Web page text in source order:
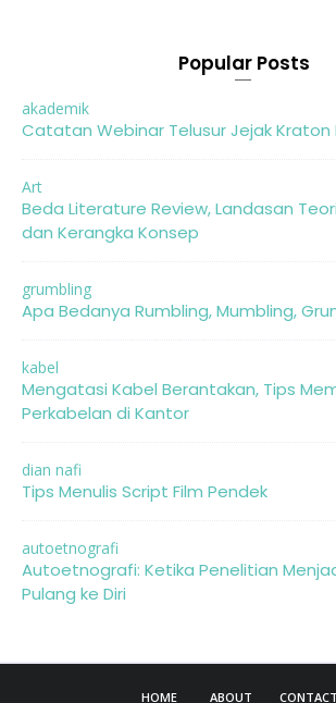
Popular Posts
akademik
Catatan Webinar Telusur Jejak Kraton
Art
Beda Literature Review, Landasan
dan Kerangka Konsep
grumbling
Apa Bedanya Rumbling, Mumbling,
kabel
Mengatasi Kabel Berantakan, Tips
Perkabelan di Kantor
dian nafi
Tips Menulis Script Film Pendek
autoetnografi
Autoetnografi: Ketika Penelitian
Pulang ke Diri
HOME ABOUT